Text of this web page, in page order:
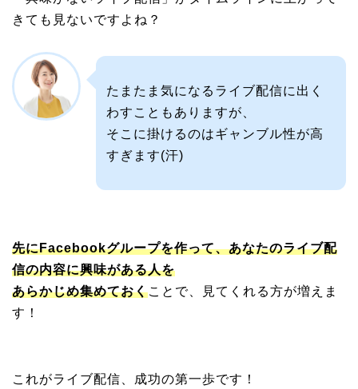
きても見ないですよね？
たまたま気になるライブ配信に出く
わすこともありますが、
そこに掛けるのはギャンブル性が高
すぎます(汗)
先にFacebookグループを作って、あなたのライブ配
信の内容に興味がある人を
あらかじめ集めておくことで、見てくれる方が増えま
す！
これがライブ配信、成功の第一歩です！